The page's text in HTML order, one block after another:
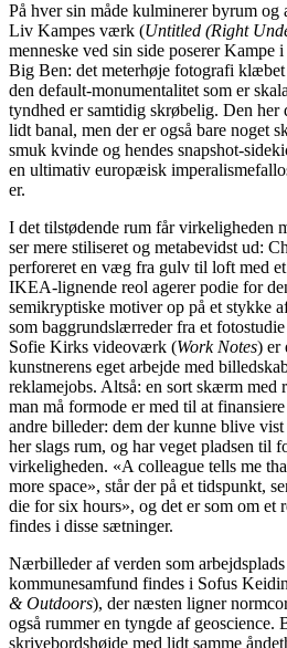
På hver sin måde kulminerer byrum
Liv Kampes værk (Untitled (Right
menneske ved sin side poserer Kampe
Big Ben: det meterhøje fotografi
den default-monumentalitet som er
tyndhed er samtidig skrøbelig. Den her
lidt banal, men der er også bare noget
smuk kvinde og hendes snapshot-
en ultimativ europæisk
er.
I det tilstødende rum får virkeligheden
ser mere stiliseret og metabevidst ud:
perforeret en væg fra gulv til loft med
IKEA-lignende reol agerer podie for
semikryptiske motiver op på et stykke
som baggrundslærreder fra et
Sofie Kirks videoværk (Work Notes) er
kunstnerens eget arbejde med
reklamejobs. Altså: en sort skærm med
man må formode er med til at
andre billeder: dem der kunne blive
her slags rum, og har veget pladsen til
virkeligheden. «A colleague tells me
more space», står der på et tidspunkt,
die for six hours», og det er som om et
findes i disse sætninger.
Nærbilleder af verden som
kommunesamfund findes i Sofus
& Outdoors), der næsten ligner
også rummer en tyngde af geoscience.
skrivebordshøjde med lidt samme